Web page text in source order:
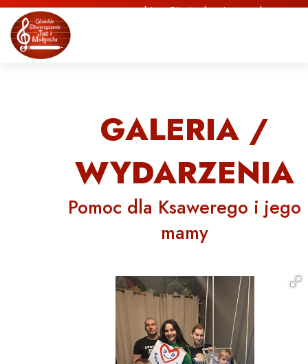
biuro@jasimalgosia.org.pl
GALERIA /
WYDARZENIA
Pomoc dla Ksawerego i jego
mamy